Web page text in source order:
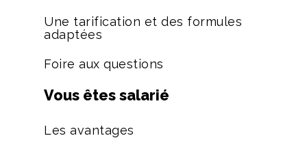
Une tarification et des formules
adaptées
Foire aux questions
Vous êtes salarié
Les avantages